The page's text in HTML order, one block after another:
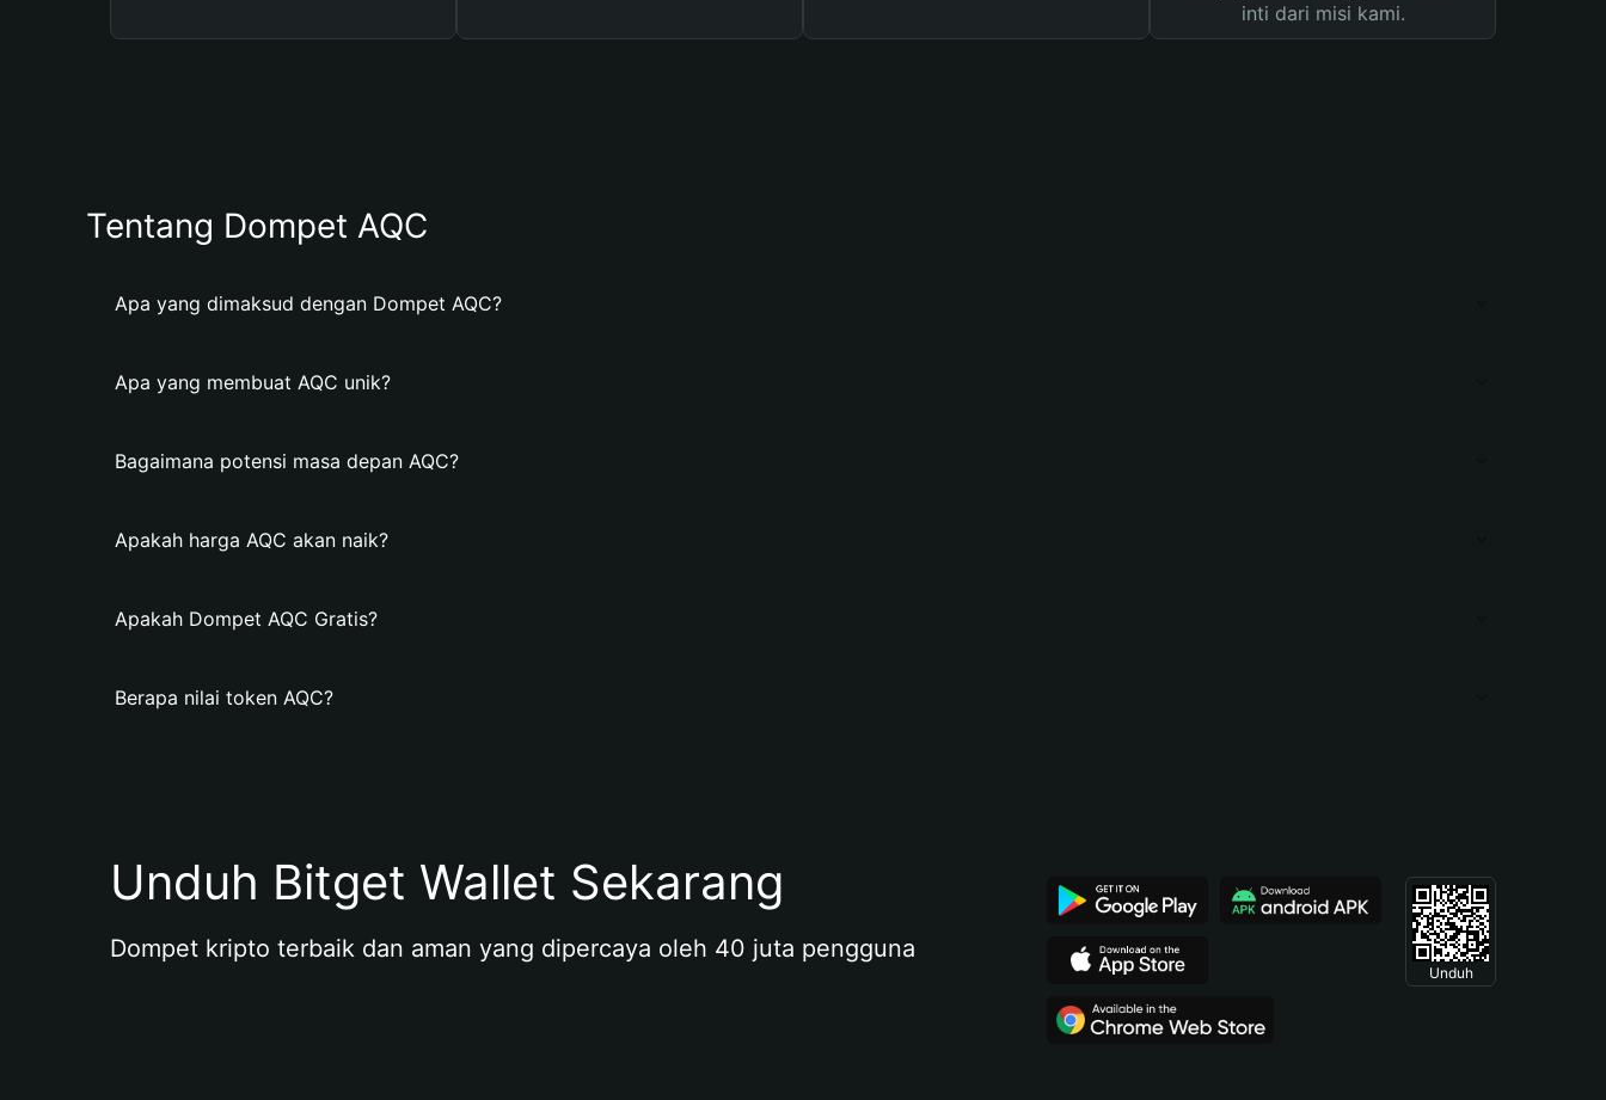
inti dari misi kami.
Tentang Dompet AQC
Apa yang dimaksud dengan Dompet AQC?
Apa yang membuat AQC unik?
Bagaimana potensi masa depan AQC?
Apakah harga AQC akan naik?
Apakah Dompet AQC Gratis?
Berapa nilai token AQC?
Unduh Bitget Wallet Sekarang
Dompet kripto terbaik dan aman yang dipercaya oleh 40 juta pengguna
Unduh